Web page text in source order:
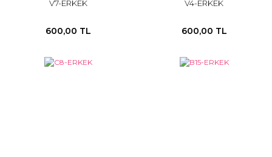
V7-ERKEK
600,00 TL
V4-ERKEK
600,00 TL